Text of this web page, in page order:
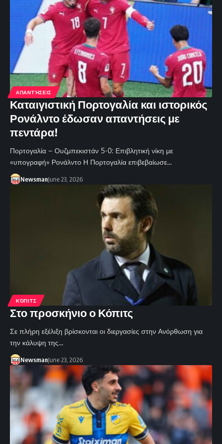
ΑΠΑΝΤΉΣΕΙΣ
Καταιγιστική Πορτογαλία και ιστορικός
Ρονάλντο έδωσαν απαντήσεις με
πεντάρα!
Πορτογαλία – Ουζμπεκιστάν 5-0: Επιβλητική νίκη με
«υπογραφή» Ρονάλντο Η Πορτογαλία επιβεβαίωσε…
NewsmanJune 23, 2026
ΚΌΠΙΤΣ
Στο προσκήνιο ο Κόπιτς
Σε πλήρη εξέλιξη βρίσκονται οι διεργασίες στην Ανόρθωση για
την κάλυψη της…
NewsmanJune 23, 2026